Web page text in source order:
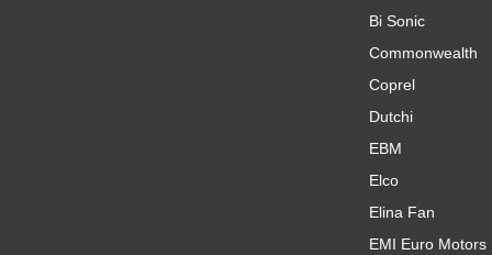
Bi Sonic
Commonwealth
Coprel
Dutchi
EBM
Elco
Elina Fan
EMI Euro Motors